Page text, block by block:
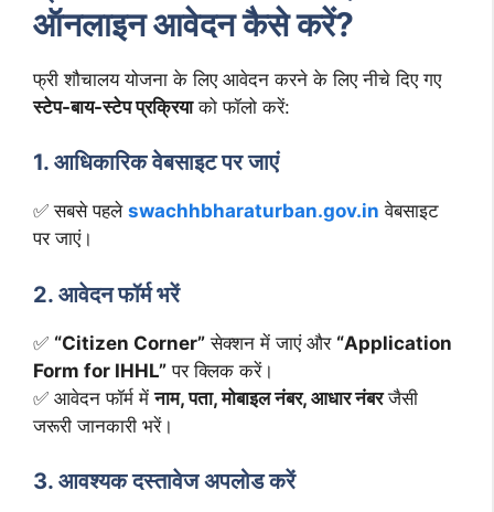
ऑनलाइन आवेदन कैसे करें?
फ्री शौचालय योजना के लिए आवेदन करने के लिए नीचे दिए गए
स्टेप-बाय-स्टेप प्रक्रियाको फॉलो करें:
1. आधिकारिक वेबसाइट पर जाएं
✅ सबसे पहले swachhbharaturban.gov.in वेबसाइट
पर जाएं।
2. आवेदन फॉर्म भरें
✅ “Citizen Corner” सेक्शन में जाएं और “Application
Form for IHHL” पर क्लिक करें।
✅ आवेदन फॉर्म मेंनाम, पता, मोबाइल नंबर, आधार नंबरजैसी
जरूरी जानकारी भरें।
3. आवश्यक दस्तावेज अपलोड करें